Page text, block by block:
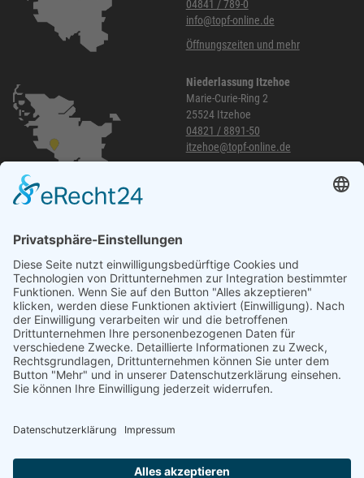
04841 / 789-0
info@topf-online.de
Öffnungszeiten und mehr
Niederlassung Itzehoe
Marie-Curie-Ring 2
25524 Itzehoe
04821 / 8891-50
itzehoe@topf-online.de
040 / 21 04 04 04-04
glinde@topf-online.de
Öffnungszeiten und mehr